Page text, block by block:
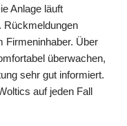
Anlage läuft
Rückmeldungen
Firmeninhaber. Über
überwachen,
sehr gut informiert.
auf jeden Fall